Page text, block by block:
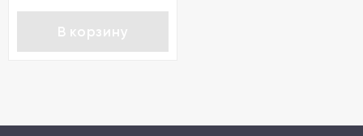
В корзину